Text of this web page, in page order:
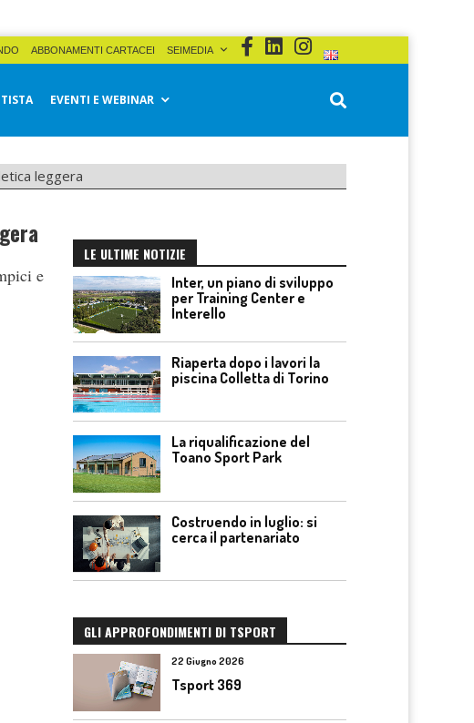
ABBONAMENTI CARTACEI SEIMEDIA
EVENTI E WEBINAR
leggera
e
LE ULTIME NOTIZIE
Inter, un piano di sviluppo
per Training Center e
Interello
Riaperta dopo i lavori la
piscina Colletta di Torino
La riqualificazione del
Toano Sport Park
Costruendo in luglio: si
cerca il partenariato
GLI APPROFONDIMENTI DI TSPORT
22 Giugno 2026
Tsport 369